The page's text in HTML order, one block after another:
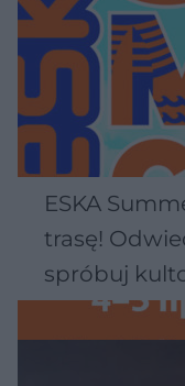
ESKA
trasę!
spróbuj
Wawelu